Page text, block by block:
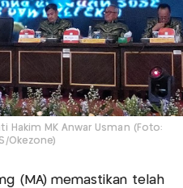
Hakim MK Anwar Usman (Foto:
Okezone)
(MA) memastikan telah